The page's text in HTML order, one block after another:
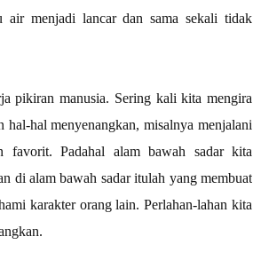
air menjadi lancar dan sama sekali tidak
pikiran manusia. Sering kali kita mengira
hal-hal menyenangkan, misalnya menjalani
favorit. Padahal alam bawah sadar kita
di alam bawah sadar itulah yang membuat
karakter orang lain. Perlahan-lahan kita